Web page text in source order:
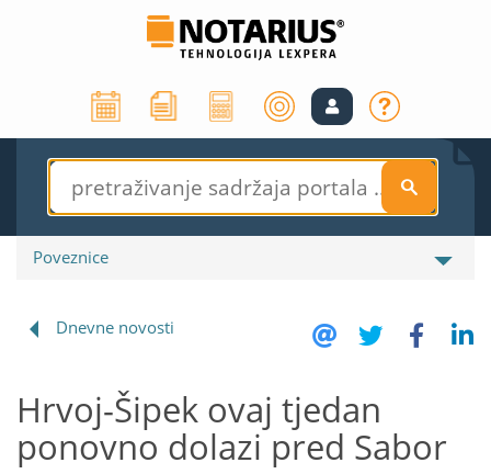
S
Poveznice
Dnevne novosti
Hrvoj-Šipek ovaj tjedan
ponovno dolazi pred Sabor